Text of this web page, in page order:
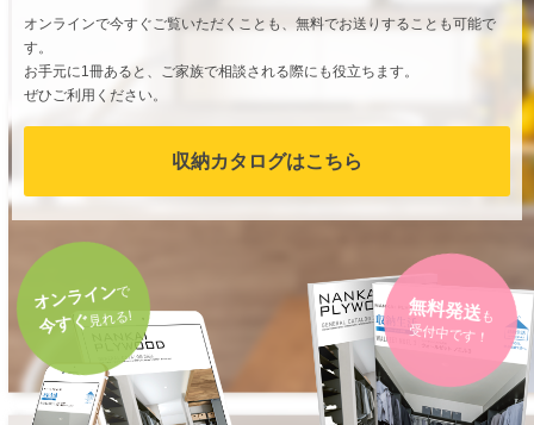
オンラインで今すぐご覧いただくことも、無料でお送りすることも可能で
す。
お手元に1冊あると、ご家族で相談される際にも役立ちます。
ぜひご利用ください。
収納カタログはこちら
オンライン で
今すぐ見れる! 無料発送
受付中です！